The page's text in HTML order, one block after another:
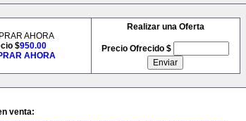
AHORA
$950.00
AHORA
Realizar una Oferta
Precio Ofrecido $
venta: